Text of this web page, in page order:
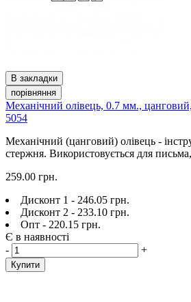
В закладки
порівняння
Механічний олівець, 0.7 мм.,
5054
Механічний (цанговий) олівець -
стержня. Використовується для
259.00 грн.
Дисконт 1 - 246.05 грн.
Дисконт 2 - 233.10 грн.
Опт - 220.15 грн.
Є в наявності
-
+
Купити